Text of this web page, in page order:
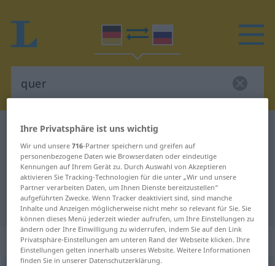
Deutsch-Russisch Wörterbuch
Deutsch-Russisch Übersetzung für
"quer"
"quer" Russisch Übersetzung
„quer“: Adverb
Ihre Privatsphäre ist uns wichtig
Wir und unsere716-Partner speichern und greifen auf
personenbezogene Daten wie Browserdaten oder eindeutige
Kennungen auf Ihrem Gerät zu. Durch Auswahl von Akzeptieren
aktivieren Sie Tracking-Technologien für die unter „Wir und unsere
Partner verarbeiten Daten, um Ihnen Dienste bereitzustellen“
aufgeführten Zwecke. Wenn Tracker deaktiviert sind, sind manche
Inhalte und Anzeigen möglicherweise nicht mehr so relevant für Sie. Sie
können dieses Menü jederzeit wieder aufrufen, um Ihre Einstellungen zu
ändern oder Ihre Einwilligung zu widerrufen, indem Sie auf den Link
Privatsphäre-Einstellungen am unteren Rand der Webseite klicken. Ihre
Einstellungen gelten innerhalb unseres Website. Weitere Informationen
finden Sie in unserer Datenschutzerklärung.